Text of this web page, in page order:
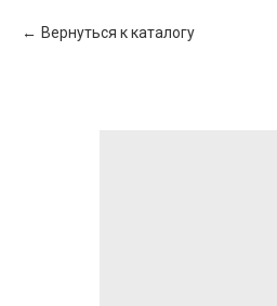
Вернуться к каталогу